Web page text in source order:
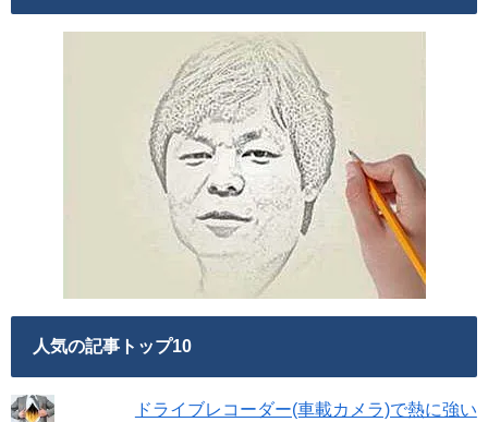
人気の記事トップ10
ドライブレコーダー(車載カメラ)で熱に強い